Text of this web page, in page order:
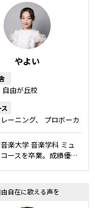
やよい
自由が丘校
ーニング
プロボーカ
スン
舞台・ミュージ
ン
キッズ・ジュニア
ダンス
楽大学 音楽学科 ミュ
ースを卒業。成績優…
由自在に歌える声を